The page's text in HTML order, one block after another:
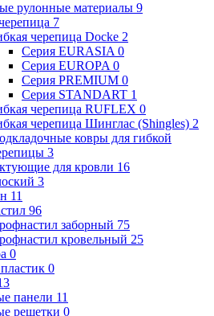
рулонные материалы 9
7
черепица Docke 2
Серия EURASIA 0
Серия EUROPA 0
Серия PREMIUM 0
Серия STANDART 1
черепица RUFLEX 0
черепица Шинглас (Shingles) 2
ковры для гибкой
3
для кровли 16
3
11
96
заборный 75
кровельный 25
0
0
панели 11
решетки 0